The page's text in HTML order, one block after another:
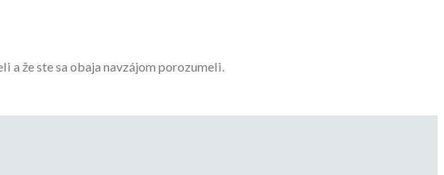
a že ste sa obaja navzájom porozumeli.